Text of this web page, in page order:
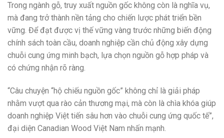
Trong ngành gỗ, truy xuất nguồn gốc không còn là nghĩa vụ,
mà đang trở thành nền tảng cho chiến lược phát triển bền
vững. Để đạt được vị thế vững vàng trước những biến động
chính sách toàn cầu, doanh nghiệp cần chủ động xây dựng
chuỗi cung ứng minh bạch, lựa chọn nguồn gỗ hợp pháp và
có chứng nhận rõ ràng.
“Câu chuyện “hộ chiếu nguồn gốc” không chỉ là giải pháp
nhằm vượt qua rào cản thương mại, mà còn là chìa khóa giúp
doanh nghiệp Việt tiến sâu hơn vào chuỗi cung ứng quốc tế”,
đại diện Canadian Wood Việt Nam nhấn mạnh.